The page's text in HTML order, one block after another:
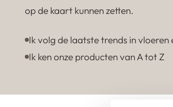
op de kaart kunnen zetten.
Ik volg de laatste trends in vloeren
Ik ken onze producten van A tot Z